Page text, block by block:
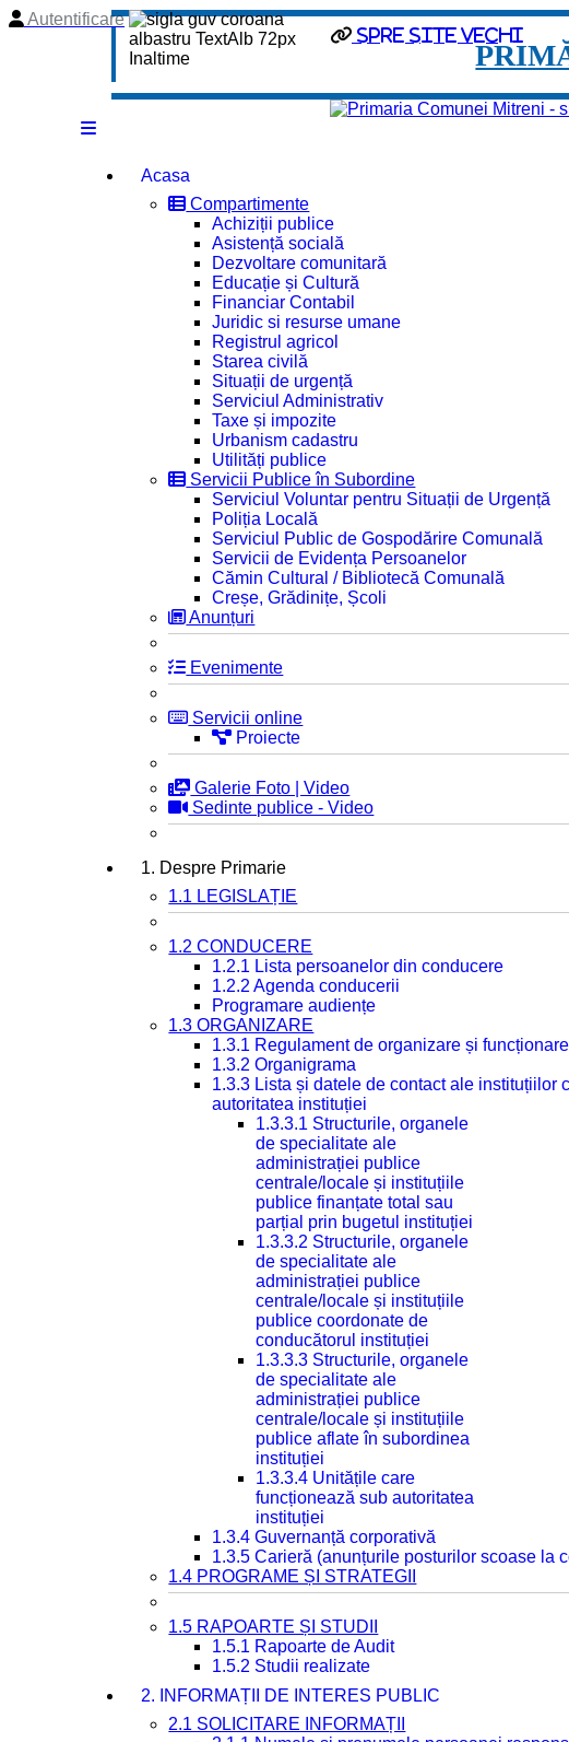
spre site vechi
Autentificare
Acasa
Compartimente
Achiziții publice
Asistență socială
Dezvoltare comunitară
Educație și Cultură
Financiar Contabil
Juridic si resurse umane
Registrul agricol
Starea civilă
Situații de urgență
Serviciul Administrativ
Taxe și impozite
Urbanism cadastru
Utilități publice
Servicii Publice în Subordine
Serviciul Voluntar pentru Situații de Urgență
Poliția Locală
Serviciul Public de Gospodărire Comunală
Servicii de Evidența Persoanelor
Cămin Cultural / Bibliotecă Comunală
Creșe, Grădinițe, Școli
Anunțuri
Evenimente
Servicii online
Proiecte
Galerie Foto | Video
Sedinte publice - Video
1. Despre Primarie
1.1 LEGISLAȚIE
1.2 CONDUCERE
1.2.1 Lista persoanelor din conducere
1.2.2 Agenda conducerii
Programare audiențe
1.3 ORGANIZARE
1.3.1 Regulament de organizare și funcționare
1.3.2 Organigrama
1.3.3 Lista și datele de contact ale
autoritatea instituției
1.3.3.1 Structurile, organele
de specialitate ale
administrației publice
centrale/locale și instituțiile
publice finanțate total sau
parțial prin bugetul instituției
1.3.3.2 Structurile, organele
de specialitate ale
administrației publice
centrale/locale și instituțiile
publice coordonate de
conducătorul instituției
1.3.3.3 Structurile, organele
de specialitate ale
administrației publice
centrale/locale și instituțiile
publice aflate în subordinea
instituției
1.3.3.4 Unitățile care
funcționează sub autoritatea
instituției
1.3.4 Guvernanță corporativă
1.3.5 Carieră (anunțurile posturilor scoase la
1.4 PROGRAME ȘI STRATEGII
1.5 RAPOARTE ȘI STUDII
1.5.1 Rapoarte de Audit
1.5.2 Studii realizate
2. INFORMAȚII DE INTERES PUBLIC
2.1 SOLICITARE INFORMAȚII